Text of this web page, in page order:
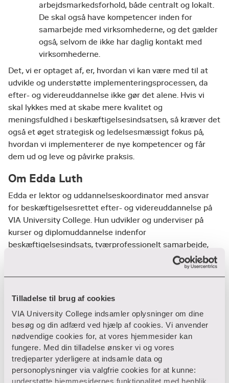
Tilladelse til brug af cookies
VIA University College indsamler oplysninger om dine
besøg og din adfærd ved hjælp af cookies. Vi anvender
nødvendige cookies for, at vores hjemmesider kan
fungere. Med din tilladelse ønsker vi og vores
tredjeparter yderligere at indsamle data og
personoplysninger via valgfrie cookies for at kunne:
arbejdsmarkedsforhold, både centralt og lokalt.
De skal også have kompetencer inden for
samarbejde med virksomhederne, og det gælder
også, selvom de ikke har daglig kontakt med
virksomhederne.
Det, vi er optaget af, er, hvordan vi kan være med til at
udvikle og understøtte implementeringsprocessen, da
efter- og videreuddannelse ikke gør det alene. Hvis vi
skal lykkes med at skabe mere kvalitet og
meningsfuldhed i beskæftigelsesindsatsen, så kræver det
også et øget strategisk og ledelsesmæssigt fokus på,
hvordan vi implementerer de nye kompetencer og får
dem ud og leve og påvirke praksis.
Om Edda Luth
Edda er lektor og uddannelseskoordinator med ansvar
for beskæftigelsesrettet efter- og videreuddannelse på
VIA University College. Hun udvikler og underviser på
kurser og diplomuddannelse indenfor
beskæftigelsesindsats, tværprofessionelt samarbejde,
praktikvejledning og ungeindsats og har i den forbindelse
et tæt samarbejde med praksis. Samtidig er hun
Udsathed.
Efteruddannelse og kurser
Efteruddannelse og kurser hos VIA